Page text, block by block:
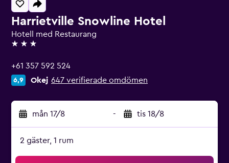
Harrietville Snowline Hotel
Hotell med Restaurang
3 stjärnor
+61 357 592 524
6,9 Okej 647 verifierade omdömen
mån 17/8 - tis 18/8
2 gäster, 1 rum